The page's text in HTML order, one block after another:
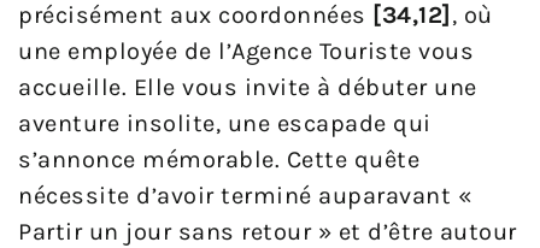
précisément aux coordonnées [34,12] , où
une employée de l’Agence Touriste vous
accueille. Elle vous invite à débuter une
aventure insolite, une escapade qui
s’annonce mémorable. Cette quête
nécessite d’avoir terminé auparavant «
Partir un jour sans retour » et d’être autour